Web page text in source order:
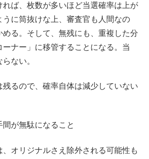
れば、枚数が多いほど当選確率は上が
うに筒抜けな上、審査官も人間なの
める。そして、無残にも、重複した分
ナー」に移管することになる。当
ない。
るので、確率自体は減少していない
間が無駄になること
、オリジナルさえ除外される可能性も